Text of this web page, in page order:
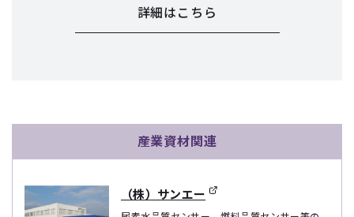
詳細はこちら
産業資材関連
（株）サンエー